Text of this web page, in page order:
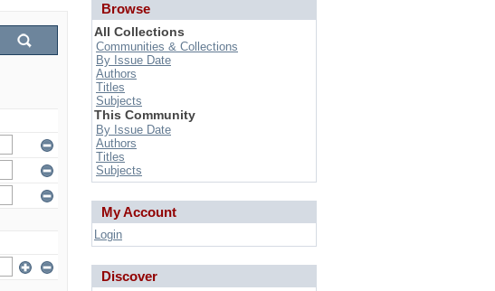
Browse
All Collections
Communities & Collections
By Issue Date
Authors
Titles
Subjects
This Community
By Issue Date
Authors
Titles
Subjects
My Account
Login
Discover